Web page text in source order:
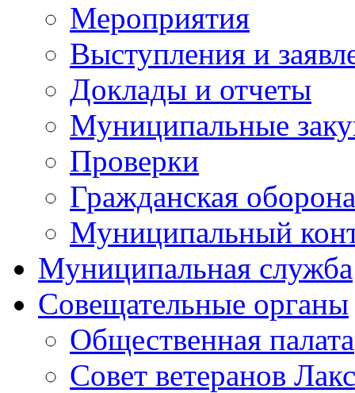
Мероприятия
Выступления и
Доклады и отчеты
Муниципальные
Проверки
Гражданская
Муниципальный
Муниципальная служба
Совещательные органы
Общественная палата
Совет ветеранов